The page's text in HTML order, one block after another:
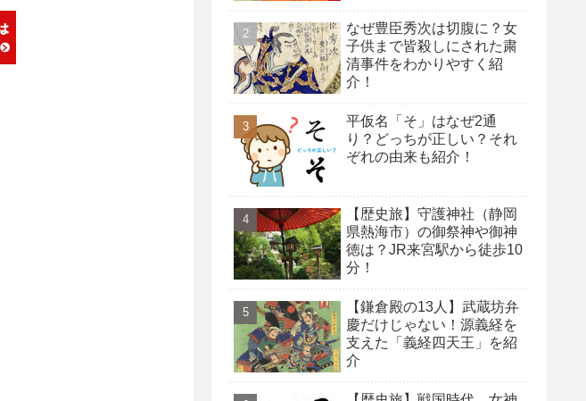
なぜ豊臣秀次は切腹に？女
子供まで皆殺しにされた粛
清事件をわかりやすく紹
介！
平仮名「そ」はなぜ2通
り？どっちが正しい？それ
ぞれの由来も紹介！
【歴史旅】守護神社（静岡
県熱海市）の御祭神や御神
徳は？JR来宮駅から徒歩10
分！
【鎌倉殿の13人】武蔵坊弁
慶だけじゃない！源義経を
支えた「義経四天王」を紹
介